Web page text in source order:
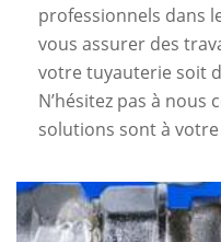
professionnels dans
vous assurer des
votre tuyauterie soit
N’hésitez pas à
solutions sont à